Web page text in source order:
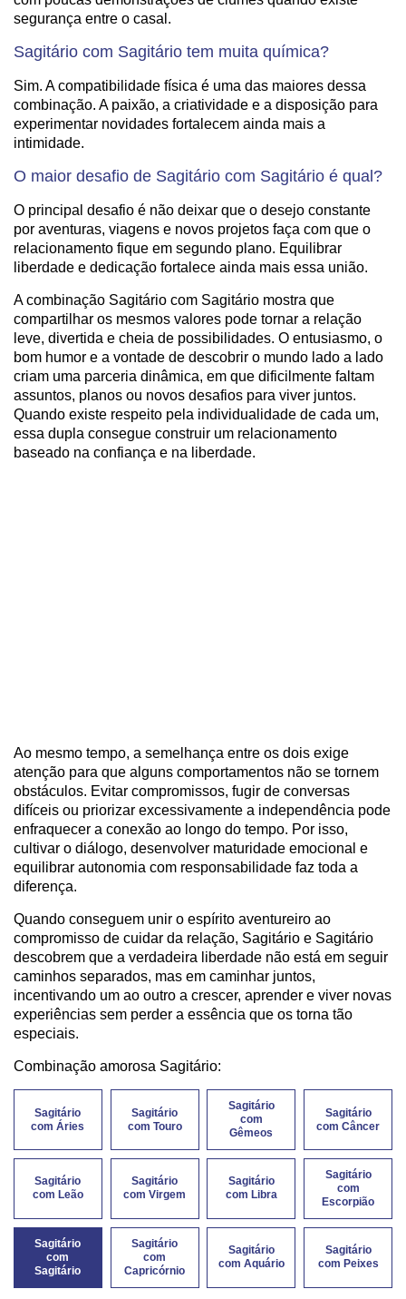
segurança entre o casal.
Sagitário com Sagitário tem muita química?
Sim. A compatibilidade física é uma das maiores dessa
combinação. A paixão, a criatividade e a disposição para
experimentar novidades fortalecem ainda mais a
intimidade.
O maior desafio de Sagitário com Sagitário é qual?
O principal desafio é não deixar que o desejo constante
por aventuras, viagens e novos projetos faça com que o
relacionamento fique em segundo plano. Equilibrar
liberdade e dedicação fortalece ainda mais essa união.
A combinação Sagitário com Sagitário mostra que
compartilhar os mesmos valores pode tornar a relação
leve, divertida e cheia de possibilidades. O entusiasmo, o
bom humor e a vontade de descobrir o mundo lado a lado
criam uma parceria dinâmica, em que dificilmente faltam
assuntos, planos ou novos desafios para viver juntos.
Quando existe respeito pela individualidade de cada um,
essa dupla consegue construir um relacionamento
baseado na confiança e na liberdade.
Ao mesmo tempo, a semelhança entre os dois exige
atenção para que alguns comportamentos não se tornem
obstáculos. Evitar compromissos, fugir de conversas
difíceis ou priorizar excessivamente a independência pode
enfraquecer a conexão ao longo do tempo. Por isso,
cultivar o diálogo, desenvolver maturidade emocional e
equilibrar autonomia com responsabilidade faz toda a
diferença.
Quando conseguem unir o espírito aventureiro ao
compromisso de cuidar da relação, Sagitário e Sagitário
descobrem que a verdadeira liberdade não está em seguir
caminhos separados, mas em caminhar juntos,
incentivando um ao outro a crescer, aprender e viver novas
experiências sem perder a essência que os torna tão
especiais.
Combinação amorosa Sagitário:
Sagitário
com Áries
Sagitário
com Touro
Sagitário
com
Gêmeos
Sagitário
com Câncer
Sagitário
com Leão
Sagitário
com Virgem
Sagitário
com Libra
Sagitário
com
Escorpião
Sagitário
com
Sagitário
Sagitário
com
Capricórnio
Sagitário
com Aquário
Sagitário
com Peixes